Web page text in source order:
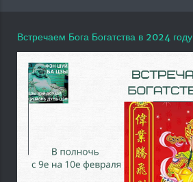
Встречаем Бога Богатства в 2024 году